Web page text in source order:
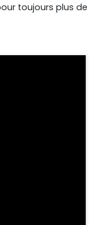
toujours plus de